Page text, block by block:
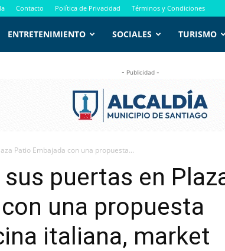
Contacto Política de Privacidad Términos y Condiciones
ENTRETENIMIENTO SOCIALES TURISMO
- Publicidad -
Patio Embajada con una propuesta...
puertas en
una propuesta
italiana, market